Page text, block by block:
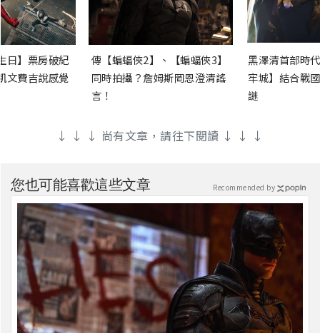
日】票房破紀
文費吉說感覺
傳【蝙蝠俠2】、【蝙蝠俠3】
同時拍攝？詹姆斯岡恩澄清謠
言！
黑澤清首部時
牢城】結合戰
謎
↓ ↓ ↓ 尚有文章，請往下閱讀 ↓ ↓ ↓
您也可能喜歡這些文章 Recommended by